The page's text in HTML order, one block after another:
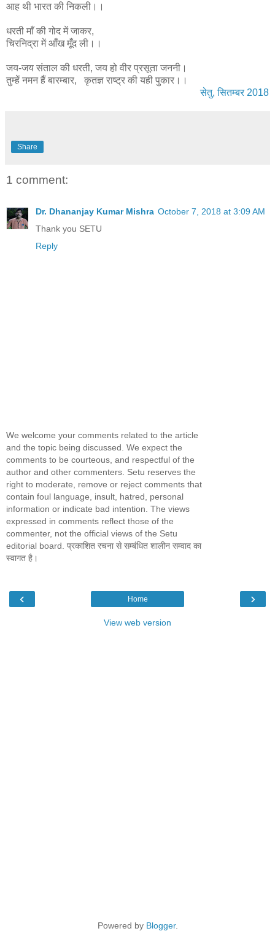
आह थी भारत की निकली।।
धरती माँ की गोद में जाकर,
चिरनिद्रा में आँख मूँद ली।।
जय-जय संताल की धरती, जय हो वीर प्रसूता जननी।
तुम्हें नमन हैं बारम्बार, कृतज्ञ राष्ट्र की यही पुकार।।
सेतु, सितम्बर 2018
Share
1 comment:
Dr. Dhananjay Kumar Mishra October 7, 2018 at 3:09 AM
Thank you SETU
Reply
We welcome your comments related to the article
and the topic being discussed. We expect the
comments to be courteous, and respectful of the
author and other commenters. Setu reserves the
right to moderate, remove or reject comments that
contain foul language, insult, hatred, personal
information or indicate bad intention. The views
expressed in comments reflect those of the
commenter, not the official views of the Setu
editorial board. प्रकाशित रचना से सम्बंधित शालीन सम्वाद का
स्वागत है।
‹ ›
Home
View web version
Powered by Blogger.